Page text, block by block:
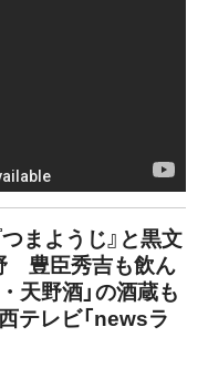
まようじ』と黒文
豊臣秀吉も飲ん
天野酒」の酒蔵も
テレビ「newsラ